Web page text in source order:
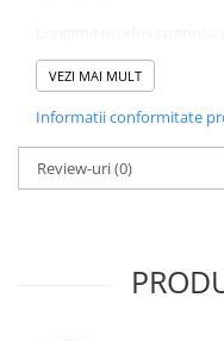
(marimea 48).
dispozitivul de pe care este
VEZI MAI MULT
Informatii conformitate
Review-uri(0)